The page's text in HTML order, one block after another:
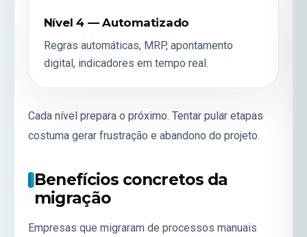
Nível 4 — Automatizado
Regras automáticas, MRP, apontamento
digital, indicadores em tempo real.
Cada nível prepara o próximo. Tentar pular etapas
costuma gerar frustração e abandono do projeto.
Benefícios concretos da
migração
Empresas que migraram de processos manuais